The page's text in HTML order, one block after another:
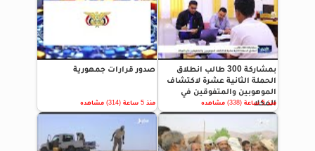
بمشاركة 300 طالب انطلاق
الحملة الثانية عشرة لاكتشاف
الموهوبين والمتفوقين في
المكلا
منذ 5 ساعة (338) مشاهده
صدور قرارات جمهورية
منذ 5 ساعة (314) مشاهده